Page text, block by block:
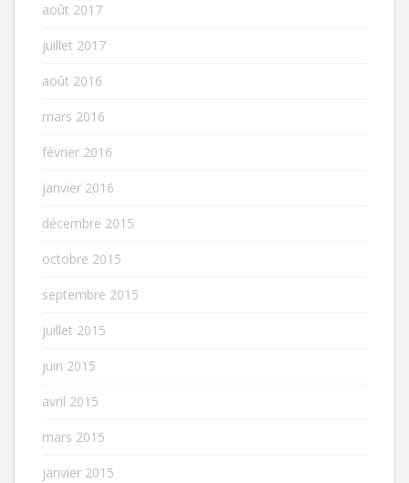
août 2017
juillet 2017
août 2016
mars 2016
février 2016
janvier 2016
décembre 2015
octobre 2015
septembre 2015
juillet 2015
juin 2015
avril 2015
mars 2015
janvier 2015